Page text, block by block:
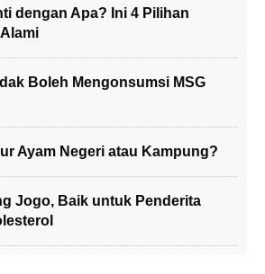
dengan Apa? Ini 4 Pilihan
Boleh Mengonsumsi MSG
Ayam Negeri atau Kampung?
Jogo, Baik untuk Penderita